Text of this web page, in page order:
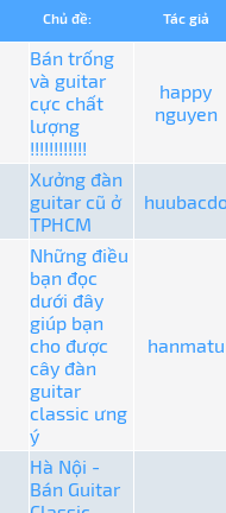
Chủ đề: Tác giả
Bán trống
và guitar
cực chất
lượng
!!!!!!!!!!!!
happy
nguyen
Xưởng đàn
guitar cũ ở
TPHCM
Những điều
bạn đọc
dưới đây
giúp bạn
cho được
cây đàn
guitar
classic ưng
ý
hanmatu
Hà Nội -
Bán Guitar